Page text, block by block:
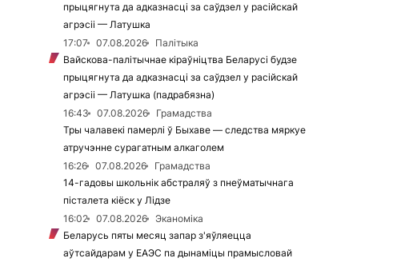
прыцягнута да адказнасці за саўдзел у расійскай
агрэсіі — Латушка
17:07
07.08.2026
Палітыка
Вайскова-палітычнае кіраўніцтва Беларусі будзе
прыцягнута да адказнасці за саўдзел у расійскай
агрэсіі — Латушка (падрабязна)
16:43
07.08.2026
Грамадства
Тры чалавекі памерлі ў Быхаве — следства мяркуе
атручэнне сурагатным алкаголем
16:26
07.08.2026
Грамадства
14-гадовы школьнік абстраляў з пнеўматычнага
пісталета кіёск у Лідзе
16:02
07.08.2026
Эканоміка
Беларусь пяты месяц запар з'яўляецца
аўтсайдарам у ЕАЭС па дынаміцы прамысловай